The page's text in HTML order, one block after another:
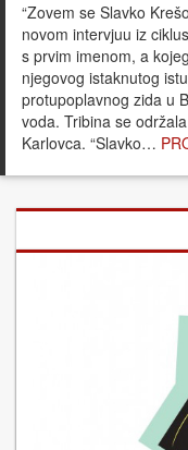
“Zovem se Slavko
novom intervjuu iz
s prvim imenom, a
njegovog istaknutog
protupoplavnog zida u
voda. Tribina se
Karlovca. “Slavko…